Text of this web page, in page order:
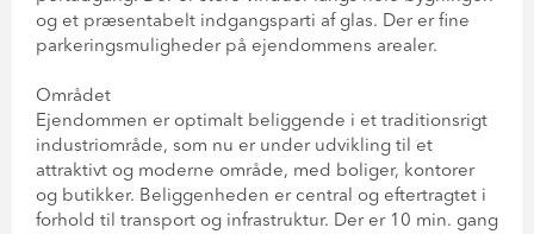
og et præsentabelt indgangsparti af glas. Der er fine
parkeringsmuligheder på ejendommens arealer.
Området
Ejendommen er optimalt beliggende i et traditionsrigt
industriområde, som nu er under udvikling til et
attraktivt og moderne område, med boliger, kontorer
og butikker. Beliggenheden er central og eftertragtet i
forhold til transport og infrastruktur. Der er 10 min. gang